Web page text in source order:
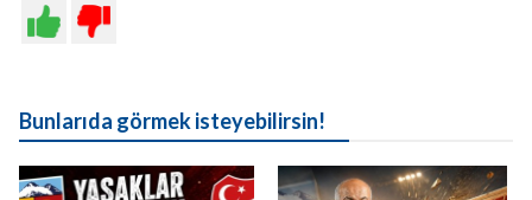
Bunlarıda görmek isteyebilirsin!